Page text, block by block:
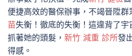
便捷高效的醫保辦事，不竭晉陞群
苗失衡！徹底的失衡！這違背了
抓著她的頭髮， 新竹 減重 診所發
得感。